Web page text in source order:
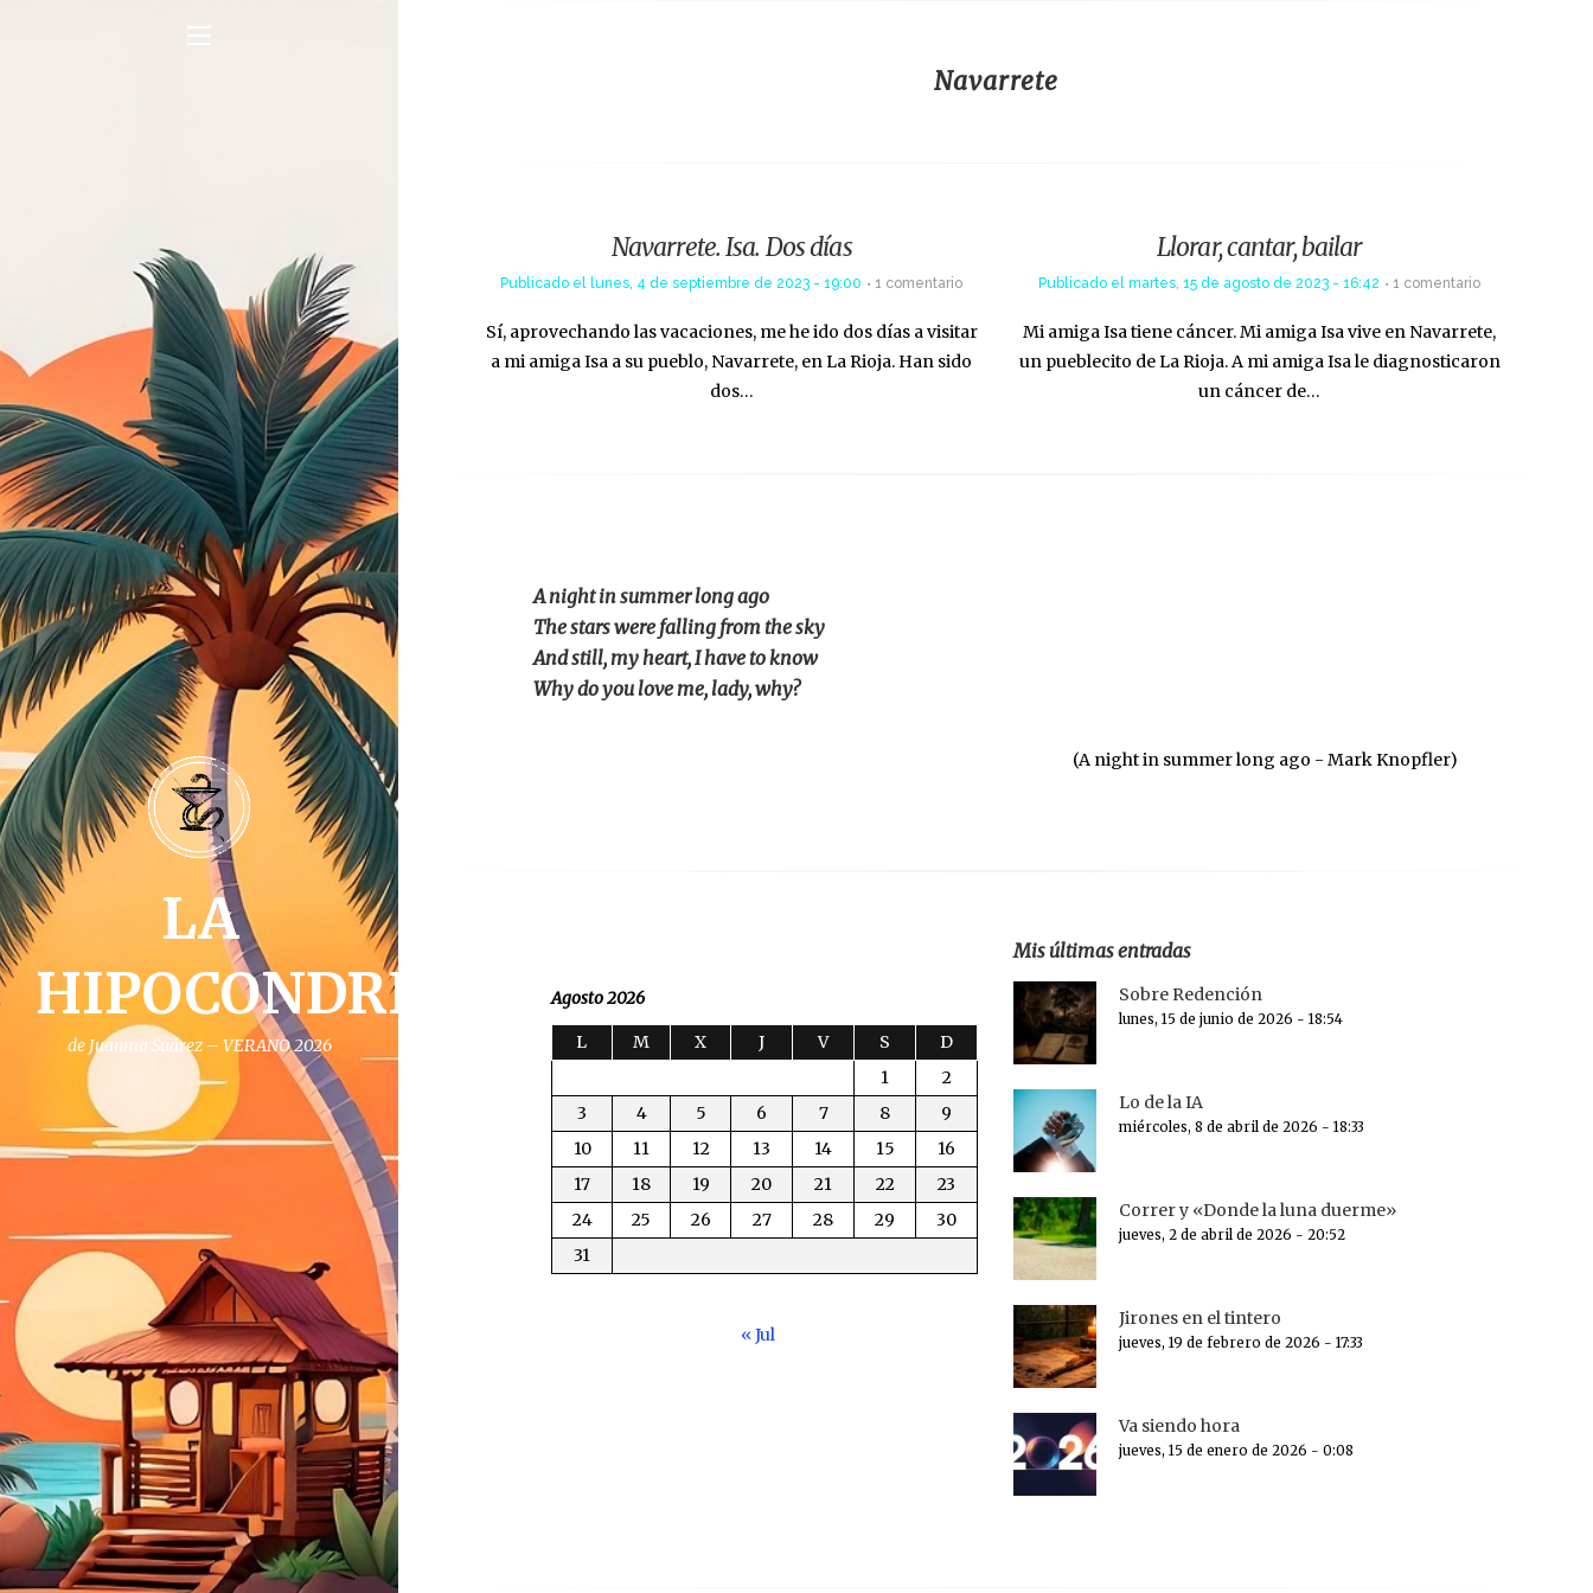
LA
HIPOCONDRIA
de Juanma Suárez – VERANO 2026
Navarrete
Navarrete. Isa. Dos días
Publicado ellunes, 4 de septiembre de 2023 - 19:00 1 comentario
Sí, aprovechando las vacaciones, me he ido dos días a visitar
a mi amiga Isa a su pueblo, Navarrete, en La Rioja. Han sido
dos…
Llorar, cantar, bailar
Publicado elmartes, 15 de agosto de 2023 - 16:42 1 comentario
Mi amiga Isa tiene cáncer. Mi amiga Isa vive en Navarrete,
un pueblecito de La Rioja. A mi amiga Isa le diagnosticaron
un cáncer de…
A night in summer long ago
The stars were falling from the sky
And still, my heart, I have to know
Why do you love me, lady, why?
(A night in summer long ago - Mark Knopfler)
Agosto 2026
L M X J V S
D
1
2
3
4 5 6 7 8
9
10
11 12 13 14 15
16
17
18 19 20 21 22
23
24
25 26 27 28 29
30
31
« Jul
Mis últimas entradas
Sobre Redención
lunes, 15 de junio de 2026 - 18:54
Lo de la IA
miércoles, 8 de abril de 2026 - 18:33
Correr y «Donde la luna duerme»
jueves, 2 de abril de 2026 - 20:52
Jirones en el tintero
jueves, 19 de febrero de 2026 - 17:33
Va siendo hora
jueves, 15 de enero de 2026 - 0:08